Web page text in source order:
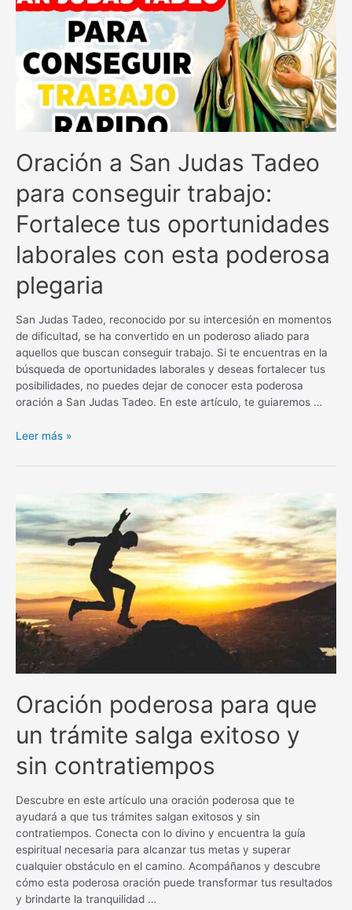
en
y
aliviar
estrés
Oración a San Judas Tadeo
para conseguir trabajo:
Fortalece tus oportunidades
laborales con esta poderosa
plegaria
San Judas Tadeo, reconocido por su intercesión en momentos
de dificultad, se ha convertido en un poderoso aliado para
aquellos que buscan conseguir trabajo. Si te encuentras en la
búsqueda de oportunidades laborales y deseas fortalecer tus
posibilidades, no puedes dejar de conocer esta poderosa
oración a San Judas Tadeo. En este artículo, te guiaremos …
Oración
San
para
conseguir
trabajo:
Fortalece
oportunidades
laborales
con
esta
poderosa
Leer más »
Oración poderosa para que
un trámite salga exitoso y
sin contratiempos
Descubre en este artículo una oración poderosa que te
ayudará a que tus trámites salgan exitosos y sin
contratiempos. Conecta con lo divino y encuentra la guía
espiritual necesaria para alcanzar tus metas y superar
cualquier obstáculo en el camino. Acompáñanos y descubre
cómo esta poderosa oración puede transformar tus resultados
y brindarte la tranquilidad …